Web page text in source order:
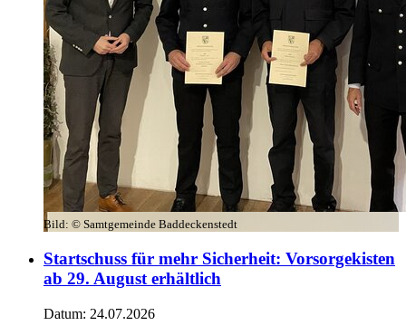
Bild: © Samtgemeinde Baddeckenstedt
Startschuss für mehr Sicherheit: Vorsorgekisten
ab 29. August erhältlich
Datum: 24.07.2026